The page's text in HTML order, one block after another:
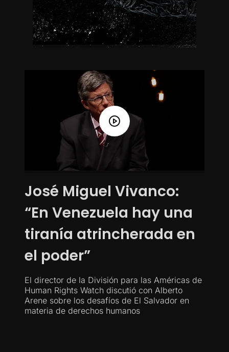
José Miguel Vivanco:
“En Venezuela hay una
tiranía atrincherada en
el poder”
El director de la División para las Américas de
Human Rights Watch discutió con Alberto
Arene sobre los desafíos de El Salvador en
materia de derechos humanos